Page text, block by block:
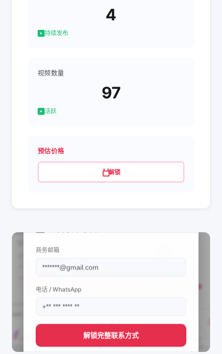
4
持续发布
视频数量
97
活跃
预估价格
解锁
商务邮箱
电话 / WhatsApp
解锁完整联系方式